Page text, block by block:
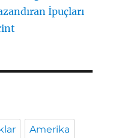
İpuçları
Amerika